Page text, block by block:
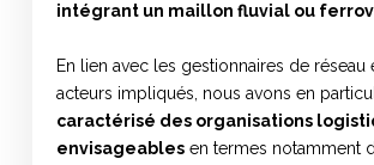
intégrant un maillon fluvial ou
En lien avec les gestionnaires de réseau
acteurs impliqués, nous avons en
caractérisé des organisations
envisageablesen termes notamment